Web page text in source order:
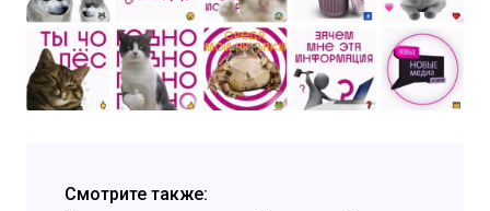
Смотрите также: